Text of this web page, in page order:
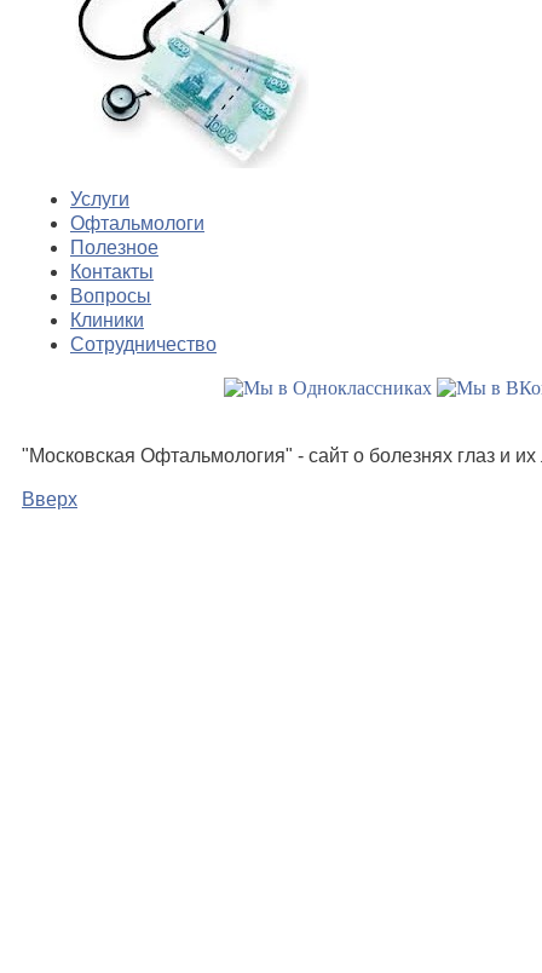
Услуги
Офтальмологи
Полезное
Контакты
Вопросы
Клиники
Сотрудничество
"Московская Офтальмология" - сайт о болезнях глаз и
Вверх